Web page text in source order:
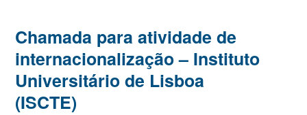
Chamada para atividade de
internacionalização – Instituto
Universitário de Lisboa
(ISCTE)